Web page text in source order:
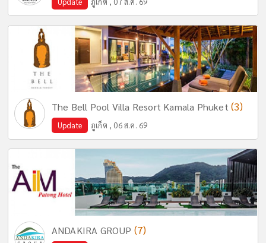
The Bell Pool Villa Resort Kamala Phuket (3)
Update ภูเก็ต , 06 ส.ค. 69
ANDAKIRA GROUP (7)